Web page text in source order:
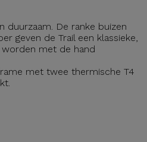
duurzaam. De ranke buizen
geven de Trail een klassieke,
met de hand
met twee thermische T4